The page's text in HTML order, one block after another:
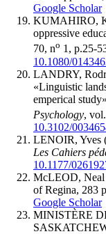
Google Scholar
KUMAHIRO,
oppressive
70, no 1, p.25-
10.1080/
LANDRY,
«Linguistic
emperical
Psychology,
10.3102/
LENOIR, Yves
Les Cahiers
10.1177/
McLEOD, Neal
of Regina, 283
Google Scholar
MINISTÈRE